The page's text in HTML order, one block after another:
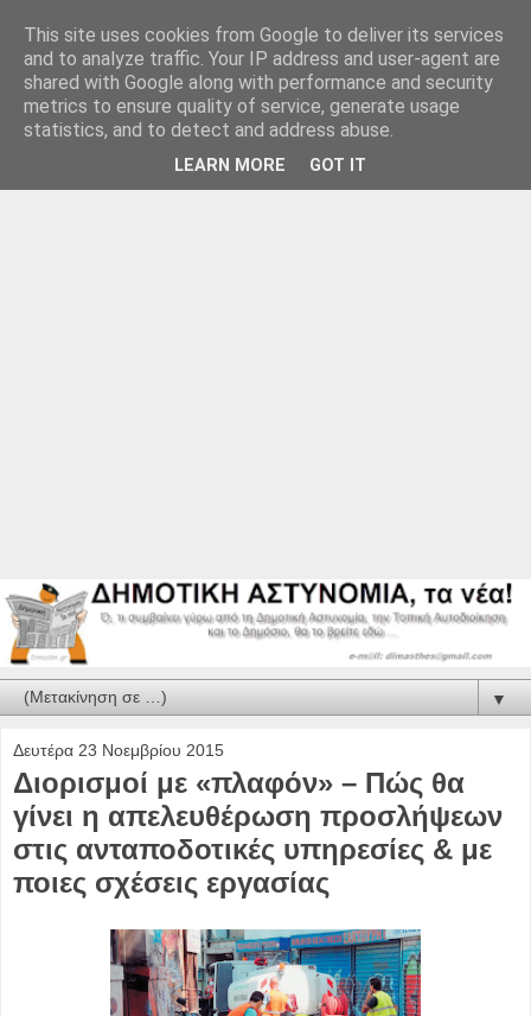
▼
Δευτέρα 23 Νοεμβρίου 2015
Διορισμοί με «πλαφόν» – Πώς θα
γίνει η απελευθέρωση προσλήψεων
στις ανταποδοτικές υπηρεσίες & με
ποιες σχέσεις εργασίας
This site uses cookies from Google to deliver its services
and to analyze traffic. Your IP address and user-agent are
shared with Google along with performance and security
metrics to ensure quality of service, generate usage
statistics, and to detect and address abuse.
LEARN MORE GOT IT